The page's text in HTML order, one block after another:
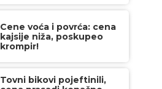
Cene voća i povrća: cena
kajsije niža, poskupeo
krompir!
Tovni bikovi pojeftinili,